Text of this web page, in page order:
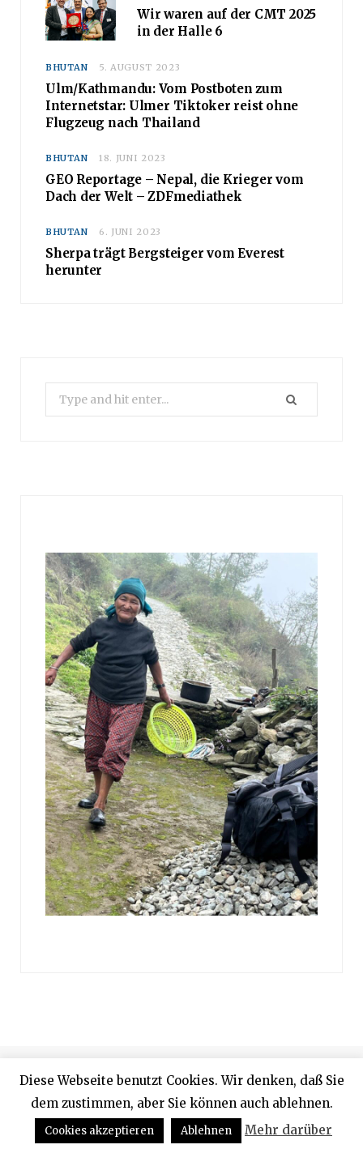
Wir waren auf der CMT 2025
in der Halle 6
BHUTAN 5. AUGUST 2023
Ulm/Kathmandu: Vom Postboten zum
Internetstar: Ulmer Tiktoker reist ohne
Flugzeug nach Thailand
BHUTAN 18. JUNI 2023
GEO Reportage – Nepal, die Krieger vom
Dach der Welt – ZDFmediathek
BHUTAN 6. JUNI 2023
Sherpa trägt Bergsteiger vom Everest
herunter
Search
for:
© 2024 Designed by Rainer Proffen
Top
Diese Webseite benutzt Cookies. Wir denken, daß Sie
dem zustimmen, aber Sie können auch ablehnen.
Cookies akzeptieren Ablehnen Mehr darüber
Copy Protected byChetan'sWP-Copyprotect